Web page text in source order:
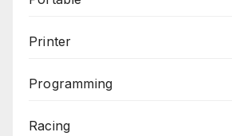
Printer
Programming
Racing